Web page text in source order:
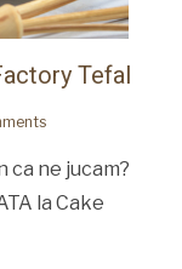
Tefal
ca ne jucam?
la Cake